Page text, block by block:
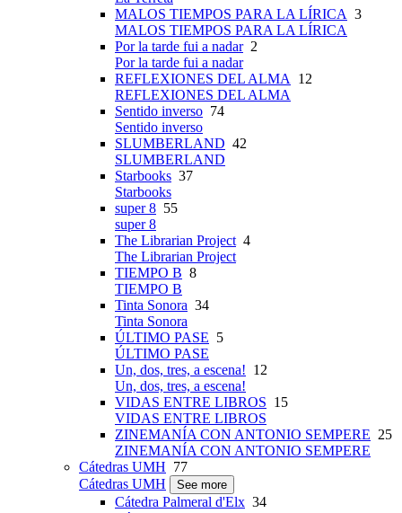
MALOS TIEMPOS PARA LA LÍRICA 3
MALOS TIEMPOS PARA LA LÍRICA
Por la tarde fui a nadar2
Por la tarde fui a nadar
REFLEXIONES DEL ALMA 12
REFLEXIONES DEL ALMA
Sentido inverso 74
Sentido inverso
SLUMBERLAND 42
SLUMBERLAND
Starbooks 37
Starbooks
super 8 55
super 8
The Librarian Project4
The Librarian Project
TIEMPO B 8
TIEMPO B
Tinta Sonora 34
Tinta Sonora
ÚLTIMO PASE 5
ÚLTIMO PASE
Un, dos, tres, a escena! 12
Un, dos, tres, a escena!
VIDAS ENTRE LIBROS 15
VIDAS ENTRE LIBROS
ZINEMANÍA CON ANTONIO SEMPERE 25
ZINEMANÍA CON ANTONIO SEMPERE
Cátedras UMH 77
Cátedras UMH
See more
Cátedra Palmeral d'Elx 34